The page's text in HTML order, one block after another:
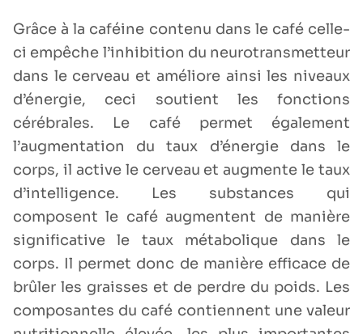
Grâce à la caféine contenu dans le café celle-
ci empêche l’inhibition du neurotransmetteur
dans le cerveau et améliore ainsi les niveaux
d’énergie, ceci soutient les fonctions
cérébrales. Le café permet également
l’augmentation du taux d’énergie dans le
corps, il active le cerveau et augmente le taux
d’intelligence. Les substances qui
composent le café augmentent de manière
significative le taux métabolique dans le
corps. Il permet donc de manière efficace de
brûler les graisses et de perdre du poids. Les
composantes du café contiennent une valeur